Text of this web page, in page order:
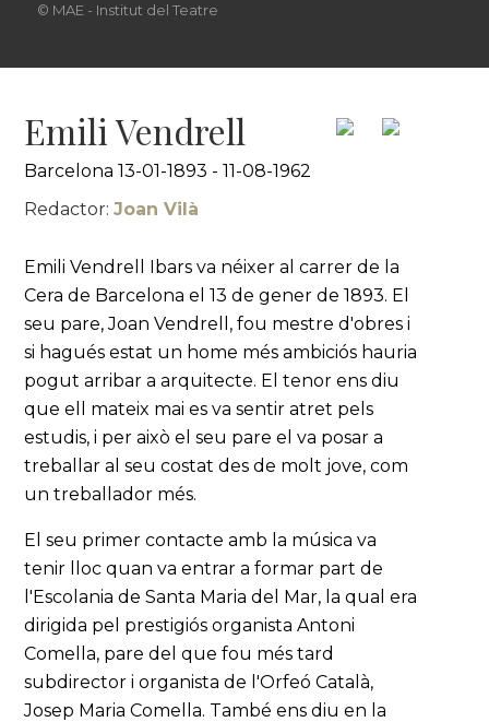
© MAE - Institut del Teatre
Emili Vendrell
Barcelona 13-01-1893 - 11-08-1962
Redactor:Joan Vilà
Emili Vendrell Ibars va néixer al carrer de la
Cera de Barcelona el 13 de gener de 1893. El
seu pare, Joan Vendrell, fou mestre d'obres i
si hagués estat un home més ambiciós hauria
pogut arribar a arquitecte. El tenor ens diu
que ell mateix mai es va sentir atret pels
estudis, i per això el seu pare el va posar a
treballar al seu costat des de molt jove, com
un treballador més.
El seu primer contacte amb la música va
tenir lloc quan va entrar a formar part de
l'Escolania de Santa Maria del Mar, la qual era
dirigida pel prestigiós organista Antoni
Comella, pare del que fou més tard
subdirector i organista de l'Orfeó Català,
Josep Maria Comella. També ens diu en la